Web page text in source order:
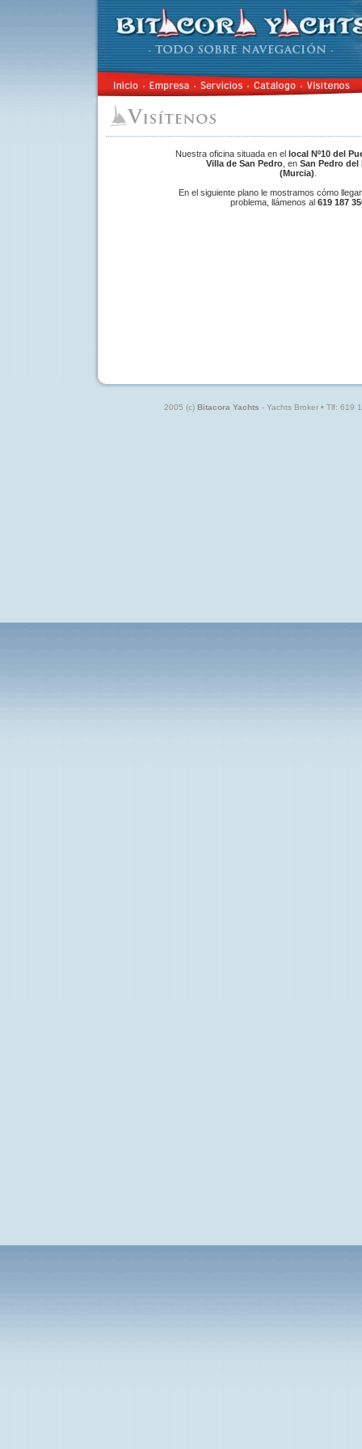
Nuestra oficina situada en el local Nº10 del
Villa de San Pedro, en San Pedro del
(Murcia)
En el siguiente plano le mostramos cómo
problema, llámenos al 619 187
2005 (c) Bitacora Yachts - Yachts Broker • Tlf: 619